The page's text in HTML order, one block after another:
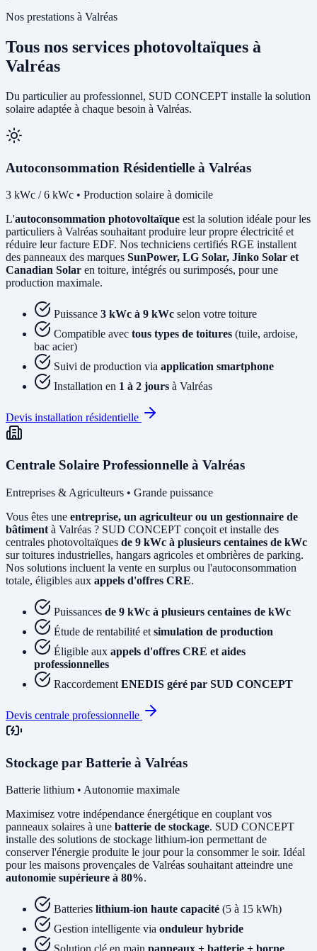
Nos prestations à Valréas
Tous nos services photovoltaïques à
Valréas
Du particulier au professionnel, SUD CONCEPT installe la solution
solaire adaptée à chaque besoin à Valréas.
Autoconsommation Résidentielle à Valréas
3 kWc / 6 kWc • Production solaire à domicile
L'autoconsommation photovoltaïque est la solution idéale pour les
particuliers à Valréas souhaitant produire leur propre électricité et
réduire leur facture EDF. Nos techniciens certifiés RGE installent
des panneaux des marques SunPower, LG Solar, Jinko Solar et
Canadian Solar en toiture, intégrés ou surimposés, pour une
production maximale.
Puissance 3 kWc à 9 kWc selon votre toiture
Compatible avec tous types de toitures (tuile, ardoise,
bac acier)
Suivi de production via application smartphone
Installation en 1 à 2 jours à Valréas
Devis installation résidentielle
Centrale Solaire Professionnelle à Valréas
Entreprises & Agriculteurs • Grande puissance
Vous êtes une entreprise, un agriculteur ou un gestionnaire de
bâtiment à Valréas ? SUD CONCEPT conçoit et installe des
centrales photovoltaïques de 9 kWc à plusieurs centaines de kWc
sur toitures industrielles, hangars agricoles et ombrières de parking.
Nos solutions incluent la vente en surplus ou l'autoconsommation
totale, éligibles aux appels d'offres CRE.
Puissances de 9 kWc à plusieurs centaines de kWc
Étude de rentabilité et simulation de production
Éligible aux appels d'offres CRE et aides
professionnelles
Raccordement ENEDIS géré par SUD CONCEPT
Devis centrale professionnelle
Stockage par Batterie à Valréas
Batterie lithium • Autonomie maximale
Maximisez votre indépendance énergétique en couplant vos
panneaux solaires à une batterie de stockage. SUD CONCEPT
installe des solutions de stockage lithium-ion permettant de
conserver l'énergie produite le jour pour la consommer le soir. Idéal
pour les maisons provençales de Valréas souhaitant atteindre une
autonomie supérieure à 80%.
Batteries lithium-ion haute capacité (5 à 15 kWh)
Gestion intelligente via onduleur hybride